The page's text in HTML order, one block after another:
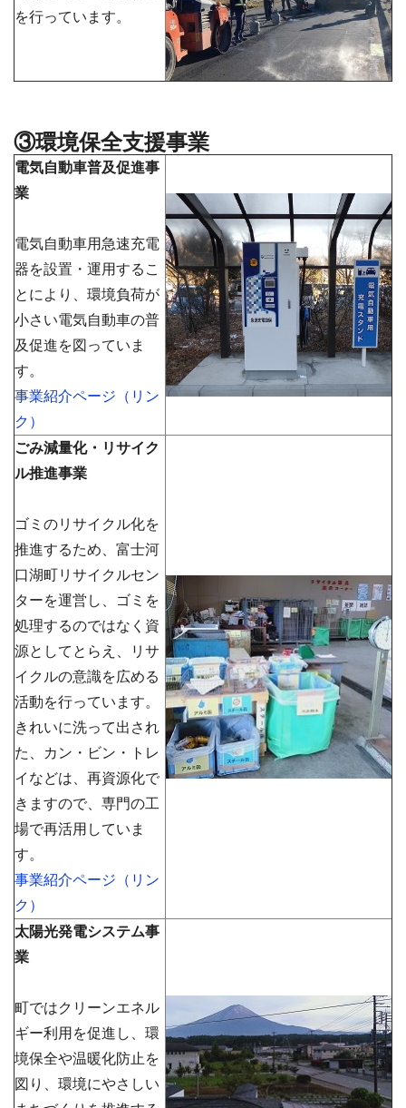
を行っています。
③環境保全支援事業
電気自動車普及促進事
業
電気自動車用急速充電
器を設置・運用するこ
とにより、環境負荷が
小さい電気自動車の普
及促進を図っていま
す。
事業紹介ページ（リン
ク）
ごみ減量化・リサイク
ル推進事業
ゴミのリサイクル化を
推進するため、富士河
口湖町リサイクルセン
ターを運営し、ゴミを
処理するのではなく資
源としてとらえ、リサ
イクルの意識を広める
活動を行っています。
きれいに洗って出され
た、カン・ビン・トレ
イなどは、再資源化で
きますので、専門の工
場で再活用していま
す。
事業紹介ページ（リン
ク）
太陽光発電システム事
業
町ではクリーンエネル
ギー利用を促進し、環
境保全や温暖化防止を
図り、環境にやさしい